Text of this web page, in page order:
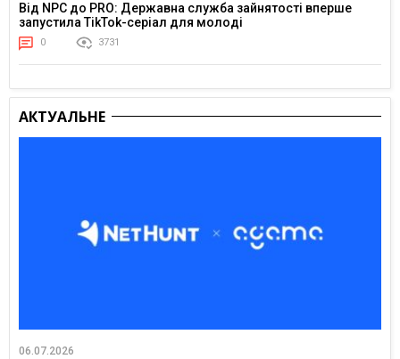
Від NPC до PRO: Державна служба зайнятості вперше
запустила TikTok-серіал для молоді
0 3731
АКТУАЛЬНЕ
06.07.2026